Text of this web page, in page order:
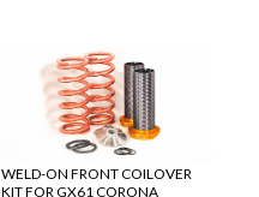
WELD-ON FRONT COILOVER
KIT FOR GX61 CORONA